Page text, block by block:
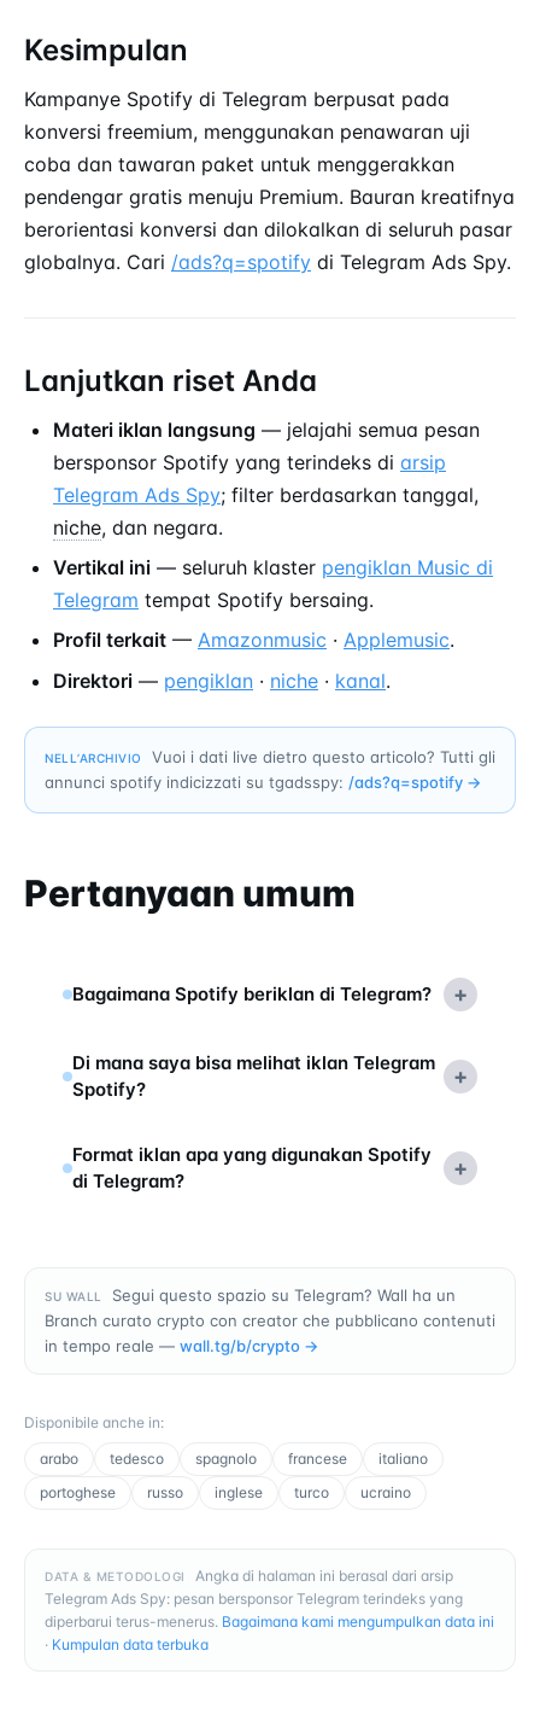
Kesimpulan
Kampanye Spotify di Telegram berpusat pada
konversi freemium, menggunakan penawaran uji
coba dan tawaran paket untuk menggerakkan
pendengar gratis menuju Premium. Bauran kreatifnya
berorientasi konversi dan dilokalkan di seluruh pasar
globalnya. Cari /ads?q=spotify di Telegram Ads Spy.
Lanjutkan riset Anda
Materi iklan langsung — jelajahi semua pesan
bersponsor Spotify yang terindeks di arsip
Telegram Ads Spy; filter berdasarkan tanggal,
niche, dan negara.
Vertikal ini — seluruh klaster pengiklan Music di
Telegram tempat Spotify bersaing.
Profil terkait — Amazonmusic · Applemusic.
Direktori — pengiklan · niche · kanal.
NELL’ARCHIVIO
Vuoi i dati live dietro questo articolo? Tutti gli
annunci spotify indicizzati su tgadsspy: /ads?q=spotify →
Pertanyaan umum
Bagaimana Spotify beriklan di Telegram? +
Di mana saya bisa melihat iklan Telegram
Spotify?
+
Format iklan apa yang digunakan Spotify
di Telegram?
+
SU WALL
Segui questo spazio su Telegram? Wall ha un
Branch curato crypto con creator che pubblicano contenuti
in tempo reale — wall.tg/b/crypto →
Disponibile anche in:
arabo
tedesco spagnolo francese
italiano
portoghese
russo inglese turco ucraino
DATA & METODOLOGI
Angka di halaman ini berasal dari arsip
Telegram Ads Spy: pesan bersponsor Telegram terindeks yang
diperbarui terus-menerus. Bagaimana kami mengumpulkan data ini
· Kumpulan data terbuka